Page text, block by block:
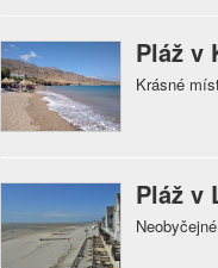
Pláž v
Krásné
Pláž v